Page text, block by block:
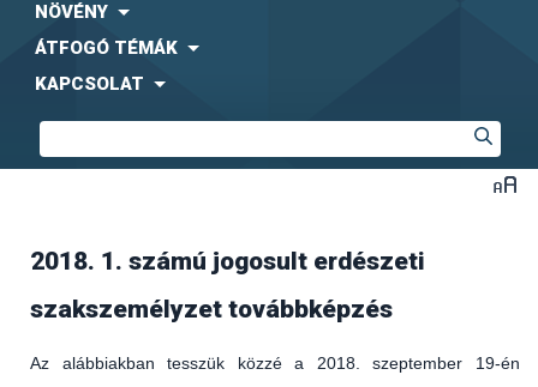
NÖVÉNY
ÁTFOGÓ TÉMÁK
KAPCSOLAT
2018. 1. számú jogosult erdészeti
szakszemélyzet továbbképzés
Az alábbiakban tesszük közzé a 2018. szeptember 19-én